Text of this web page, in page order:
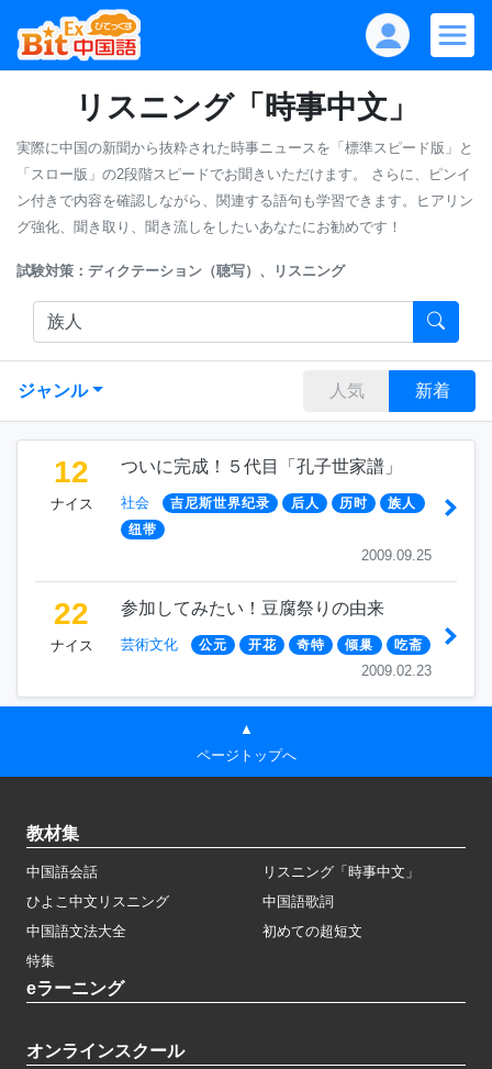
リスニング「時事中文」
実際に中国の新聞から抜粋された時事ニュースを「標準スピード版」と
「スロー版」の2段階スピードでお聞きいただけます。
さらに、ピンイ
ン付きで内容を確認しながら、関連する語句も学習できます。ヒアリン
グ強化、聞き取り、聞き流しをしたいあなたにお勧めです！
試験対策：ディクテーション（聴写）、リスニング
ジャンル 人気 新着
12
ナイス
ついに完成！５代目「孔子世家譜」
社会 吉尼斯世界纪录 后人 历时
族人
纽带
2009.09.25
22
ナイス
参加してみたい！豆腐祭りの由来
芸術文化 公元 开花 奇特 倾巢 吃斋
2009.02.23
▲
ページトップへ
教材集
中国語会話
リスニング「時事中文」
ひよこ中文リスニング
中国語歌詞
中国語文法大全
初めての超短文
特集
eラーニング
オンラインスクール